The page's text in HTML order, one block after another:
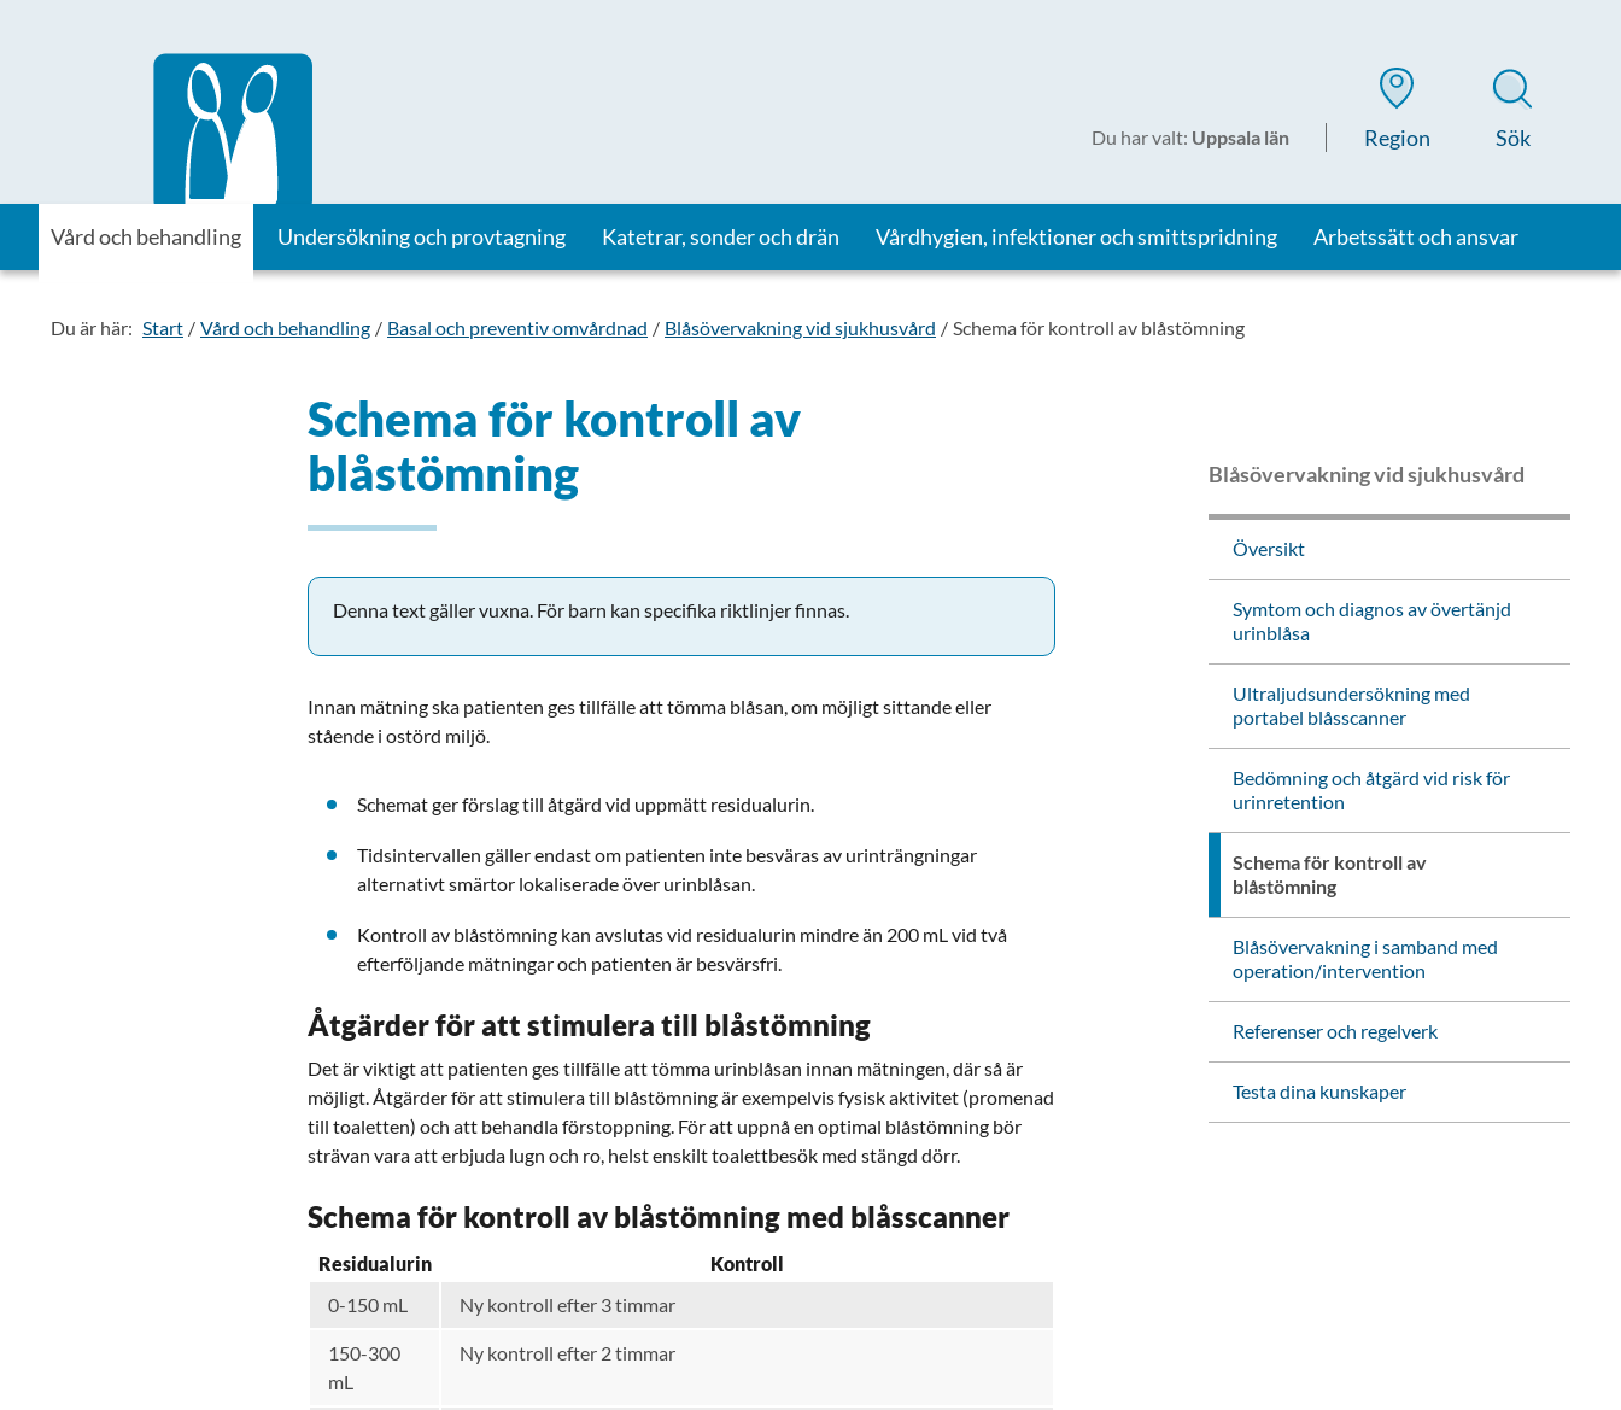
Till startsidan för Vårdhandboken
Du har valt: Uppsala län Region Sök
Vård och behandling Undersökning och provtagning Katetrar, sonder och drän Vårdhygien, infektioner och smittspridning Arbetssätt och ansvar
Du är här: Start Vård och behandling Basal och preventiv omvårdnad Blåsövervakning vid sjukhusvård Schema för kontroll av blåstömning
Schema för kontroll av
blåstömning
Denna text gäller vuxna. För barn kan specifika riktlinjer finnas.
Innan mätning ska patienten ges tillfälle att tömma blåsan, om möjligt sittande eller
stående i ostörd miljö.
Schemat ger förslag till åtgärd vid uppmätt residualurin.
Tidsintervallen gäller endast om patienten inte besväras av urinträngningar
alternativt smärtor lokaliserade över urinblåsan.
Kontroll av blåstömning kan avslutas vid residualurin mindre än 200 mL vid två
efterföljande mätningar och patienten är besvärsfri.
Åtgärder för att stimulera till blåstömning
Det är viktigt att patienten ges tillfälle att tömma urinblåsan innan mätningen, där så är
möjligt. Åtgärder för att stimulera till blåstömning är exempelvis fysisk aktivitet (promenad
till toaletten) och att behandla förstoppning. För att uppnå en optimal blåstömning bör
strävan vara att erbjuda lugn och ro, helst enskilt toalettbesök med stängd dörr.
Schema för kontroll av blåstömning med blåsscanner
Residualurin
Kontroll
0-150 mL
Ny kontroll efter 3 timmar
150-300
mL
Ny kontroll efter 2 timmar
Blåsövervakning vid sjukhusvård
Översikt
Symtom och diagnos av övertänjd
urinblåsa
Ultraljudsundersökning med
portabel blåsscanner
Bedömning och åtgärd vid risk för
urinretention
Schema för kontroll av
blåstömning
Blåsövervakning i samband med
operation/intervention
Referenser och regelverk
Testa dina kunskaper